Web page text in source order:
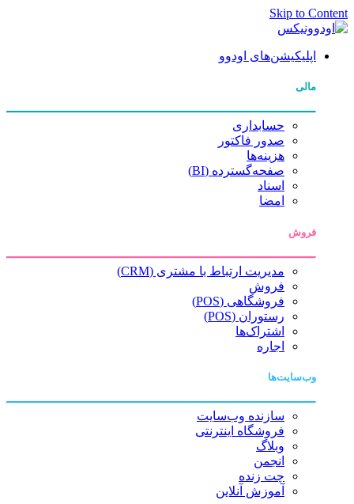
Skip to Content
اپلیکیشن‌های اودوو
مالی
حسابداری
صدور فاکتور
هزینه‌ها
صفحه‌گسترده (BI)
اسناد
امضا
فروش
مدیریت ارتباط با مشتری (CRM)
فروش
فروشگاهی (POS)
رستوران (POS)
اشتراک‌ها
اجاره
وب‌سایت‌ها
سازنده وب‌سایت
فروشگاه اینترنتی
وبلاگ
انجمن
چت زنده
آموزش آنلاین